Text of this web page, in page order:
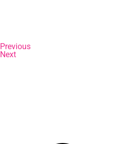
Previous
Next